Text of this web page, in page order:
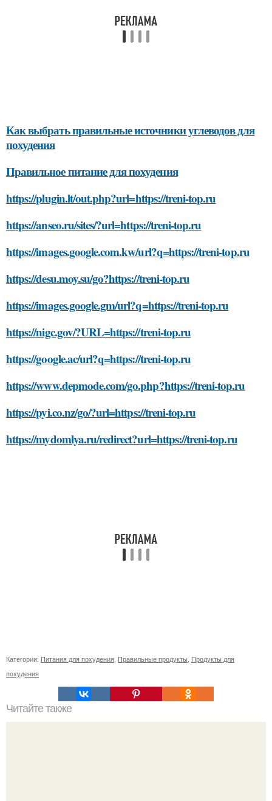
Как выбрать правильные источники углеводов для
похудения
Правильное питание для похудения
https://plugin.lt/out.php?url=https://treni-top.ru
https://anseo.ru/sites/?url=https://treni-top.ru
https://images.google.com.kw/url?q=https://treni-top.ru
https://desu.moy.su/go?https://treni-top.ru
https://images.google.gm/url?q=https://treni-top.ru
https://nigc.gov/?URL=https://treni-top.ru
https://google.ac/url?q=https://treni-top.ru
https://www.depmode.com/go.php?https://treni-top.ru
https://pyi.co.nz/go/?url=https://treni-top.ru
https://mydomlya.ru/redirect?url=https://treni-top.ru
Категории: Питания для похудения Правильные продукты Продукты для
похудения
Читайте также